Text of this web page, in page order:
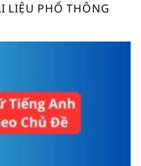
LIỆU PHỔ THÔNG